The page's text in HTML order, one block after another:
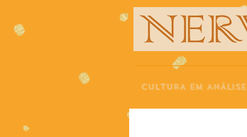
NERVOS
CULTURA EM ANÁLISE